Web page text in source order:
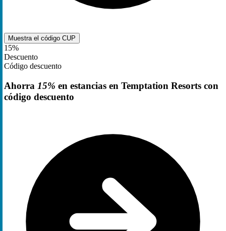
Muestra el código CUP
15%
Descuento
Código descuento
Ahorra 15% en estancias en Temptation Resorts con
código descuento